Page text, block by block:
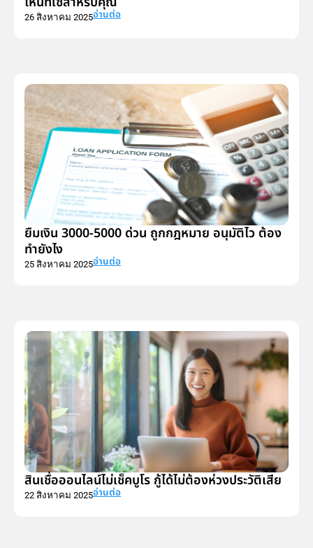
26 สิงหาคม 2025อ่านต่อ
ยืมเงิน 3000-5000 ด่วน ถูกกฎหมาย อนุมัติไว ต้อง
ทำยังไง
25 สิงหาคม 2025อ่านต่อ
สินเชื่อออนไลน์ไม่เช็คบูโร กู้ได้ไม่ต้องห่วงประวัติเสีย
22 สิงหาคม 2025อ่านต่อ